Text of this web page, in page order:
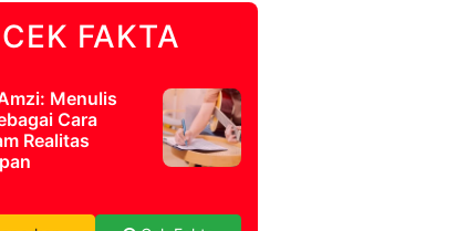
CEK FAKTA
Menulis
Cara
Realitas